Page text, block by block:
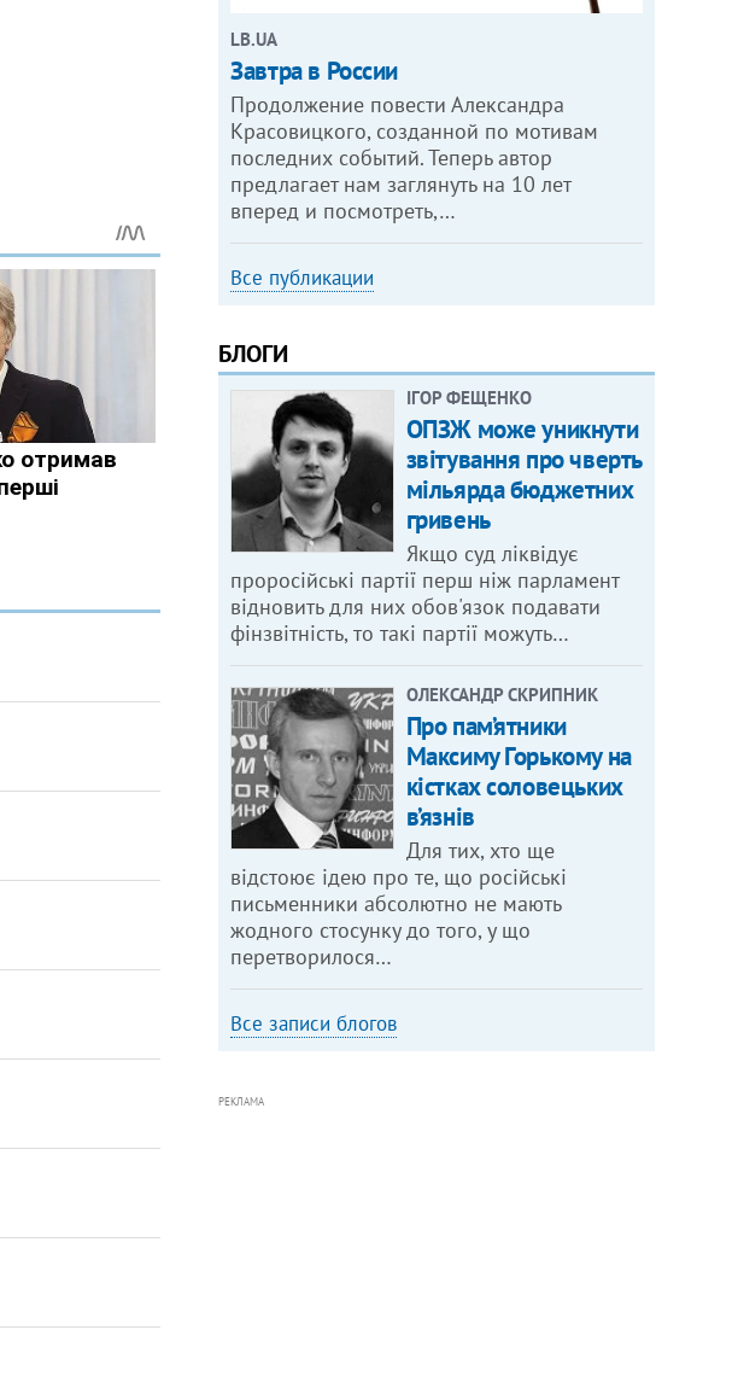
LB.UA
Завтра в России
Продолжение повести Александра
Красовицкого, созданной по мотивам
последних событий. Теперь автор
предлагает нам заглянуть на 10 лет
вперед и посмотреть,…
Все публикации
БЛОГИ
ІГОР ФЕЩЕНКО
ОПЗЖ може уникнути
звітування про чверть
мільярда бюджетних
гривень
Якщо суд ліквідує
проросійські партії перш ніж парламент
відновить для них обов'язок подавати
фінзвітність, то такі партії можуть…
ОЛЕКСАНДР СКРИПНИК
Про пам’ятники
Максиму Горькому на
кістках соловецьких
в’язнів
Для тих, хто ще
відстоює ідею про те, що російські
письменники абсолютно не мають
жодного стосунку до того, у що
перетворилося…
Все записи блогов
РЕКЛАМА